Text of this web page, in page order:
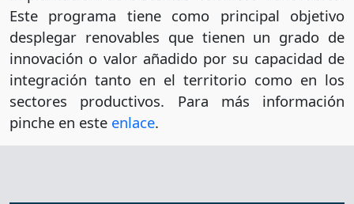
Este programa tiene como principal objetivo
desplegar renovables que tienen un grado de
innovación o valor añadido por su capacidad de
integración tanto en el territorio como en los
sectores productivos. Para más información
pinche en este enlace.